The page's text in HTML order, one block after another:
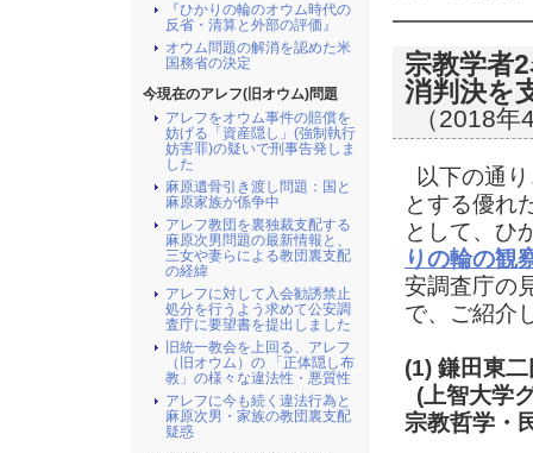
宗教学者
消判決を
（2018
以下の通
とする優れ
として、ひ
りの輪の観
安調査庁の
で、ご紹介
(1) 鎌田東二
(上智大学
宗教哲学・
『ひかりの輪のオウム時代の
反省・清算と外部の評価』
オウム問題の解消を認めた米
国務省の決定
今現在のアレフ(旧オウム)問題
アレフをオウム事件の賠償を
妨げる「資産隠し」(強制執行
妨害罪)の疑いで刑事告発しま
した
麻原遺骨引き渡し問題：国と
麻原家族が係争中
アレフ教団を裏独裁支配する
麻原次男問題の最新情報と、
三女や妻らによる教団裏支配
の経緯
アレフに対して入会勧誘禁止
処分を行うよう求めて公安調
査庁に要望書を提出しました
旧統一教会を上回る、アレフ
（旧オウム）の 「正体隠し布
教」の様々な違法性・悪質性
アレフに今も続く違法行為と
麻原次男・家族の教団裏支配
疑惑